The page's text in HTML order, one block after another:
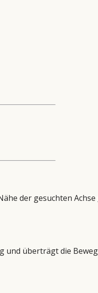
der gesuchten
überträgt die